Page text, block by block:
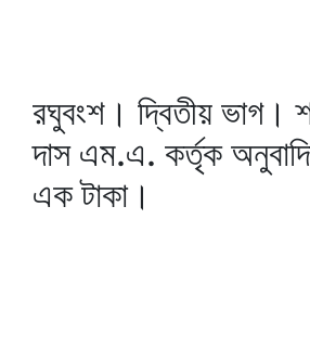
রঘুবংশ। দ্বিতীয় ভাগ।
দাস এম.এ. কর্তৃক
এক টাকা।